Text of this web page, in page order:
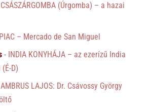
CSÁSZÁRGOMBA (Úrgomba) – a hazai
– Mercado de San Miguel
- INDIA KONYHÁJA – az ezerízű India
D)
AMBRUS LAJOS: Dr. Csávossy György